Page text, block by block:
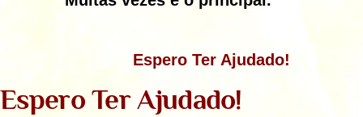
Espero Ter Ajudado!
Espero Ter Ajudado!